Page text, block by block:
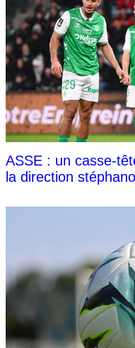
ASSE : un casse-
la direction